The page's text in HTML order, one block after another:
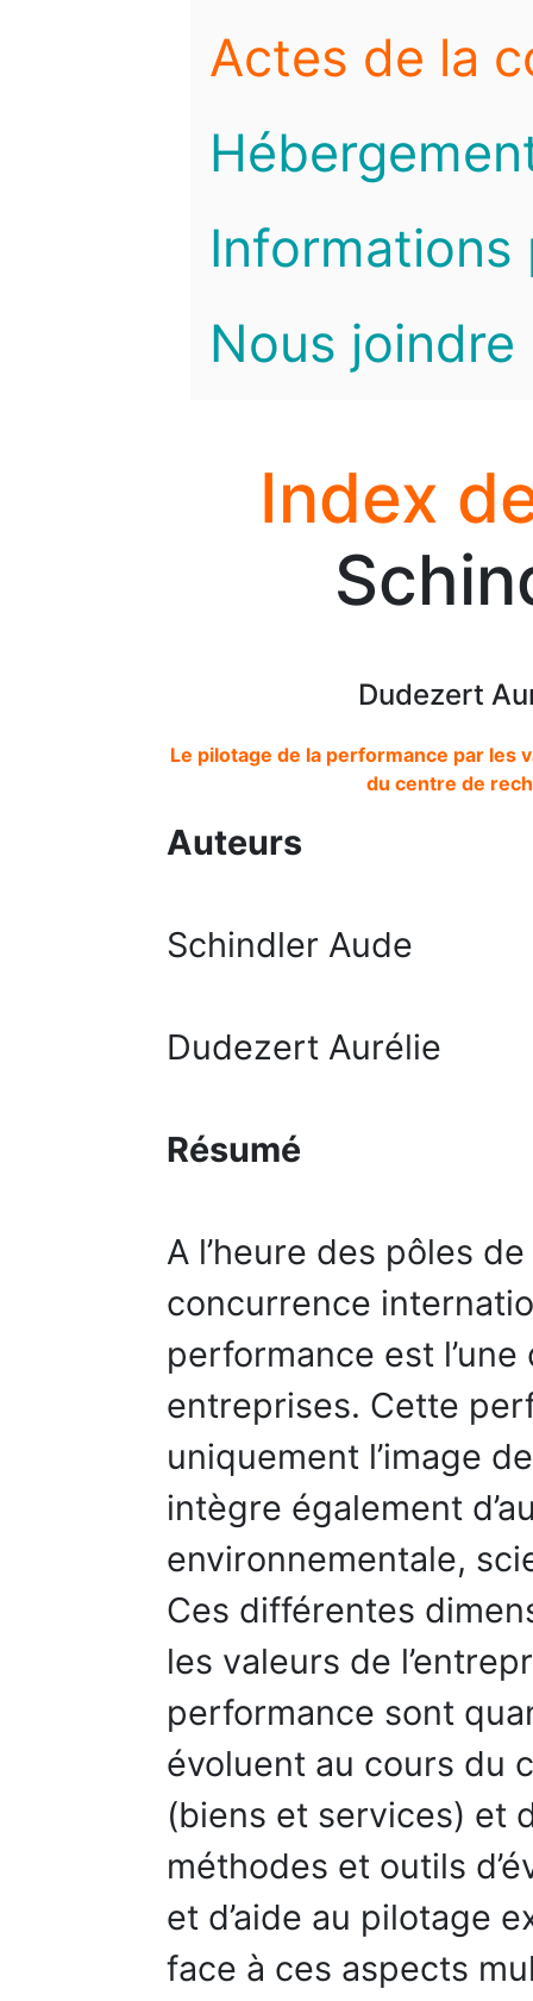
Actes de la
Informations
Nous joindre
Index
Dudezert
Le pilotage de la performance par les
du centre de
Auteurs
Schindler Aude
Dudezert Aurélie
Résumé
A l’heure des pôles
concurrence
performance est
entreprises. Cette
uniquement l’image
intègre également
environnementale,
Ces différentes
les valeurs de
performance sont
évoluent au cours du
(biens et services) et
méthodes et outils
et d’aide au pilotage
face à ces aspects